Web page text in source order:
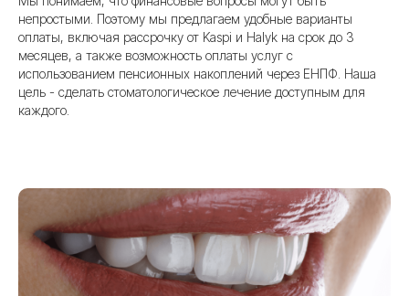
непростыми. Поэтому мы предлагаем удобные варианты
оплаты, включая рассрочку от Kaspi и Halyk на срок до 3
месяцев, а также возможность оплаты услуг с
использованием пенсионных накоплений через ЕНПФ. Наша
цель - сделать стоматологическое лечение доступным для
каждого.
В Usmile мы ценим
своей репутацией.
В Usmile мы ценим доверие наших
пациентов и дорожим своей репутацией.